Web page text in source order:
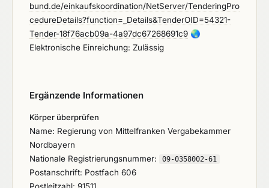
bund.de/einkaufskoordination/NetServer/TenderingPro
cedureDetails?function=_Details&TenderOID=54321-
Tender-18f76acb09a-4a97dc67268691c9 🌏
Elektronische Einreichung: Zulässig
Ergänzende Informationen
Körper überprüfen
Name: Regierung von Mittelfranken Vergabekammer
Nordbayern
Nationale Registrierungsnummer:
09-0358002-61
Postanschrift: Postfach 606
Postleitzahl: 91511